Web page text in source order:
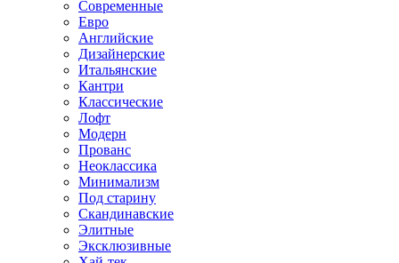
Современные
Евро
Английские
Дизайнерские
Итальянские
Кантри
Классические
Лофт
Модерн
Прованс
Неоклассика
Минимализм
Под старину
Скандинавские
Элитные
Эксклюзивные